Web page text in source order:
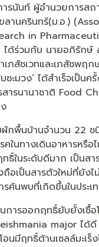
นันท์ ผู้อำนวยการสถ
านครินทร์(ม.อ.)
in
ได้ร่วมกับ นายอภิรัก
สัชเวทและเภสัชพฤ
ชะมวง’ ได้สำเร็จเป็
รนานาชาติ Food
กพื้นบ้านจำนวน 22
ในทางเดินอาหารห
ในระดับดีมาก เป็นส
เป็นสารตัวใหม่ที่ยังไ
ค้นพบที่เกิดขึ้นในประเ
ารออกฤทธิ์ยับยั้งเชื้อ
major ได้
อนมีฤทธิ์ต้านเซลล์มะเร็